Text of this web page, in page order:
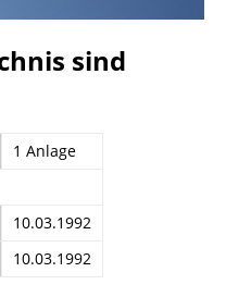
sind
1 Anlage
10.03.1992
10.03.1992